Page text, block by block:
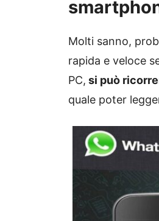
Molti sanno,
rapida e veloce
PC, si può
quale poter